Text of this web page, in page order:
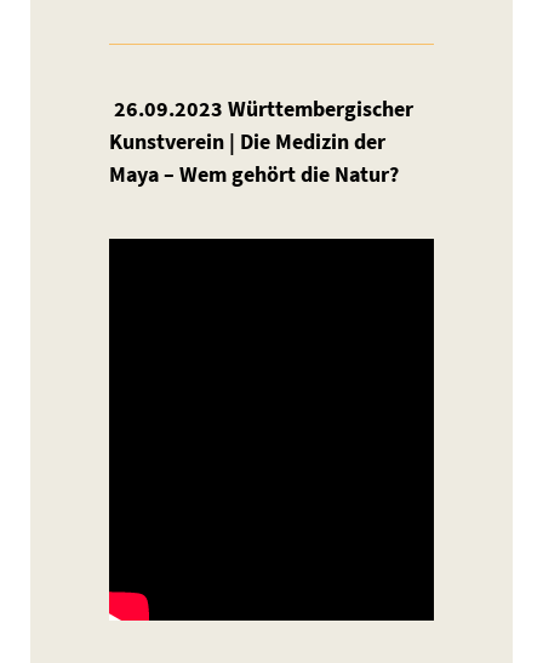
26.09.2023 Württembergischer
Kunstverein | Die Medizin der
Maya – Wem gehört die Natur?